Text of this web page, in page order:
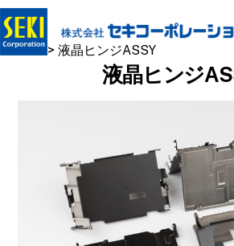
Skip
to
content
TOP>液晶ヒンジASSY
液晶ヒンジ